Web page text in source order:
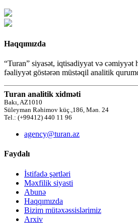
Haqqımızda
“Turan” siyasət, iqtisadiyyat və cəmiyyət
fəaliyyət göstərən müstəqil analitik
Turan analitik xidməti
Bakı, AZ1010
Süleyman Rəhimov küç.,186, Mən. 24
Tel.: (+99412) 440 11 96
agency@turan.az
Faydalı
İstifadə şərtləri
Məxfilik siyasti
Abunə
Haqqımızda
Bizim mütəxəssislərimiz
Arxiv